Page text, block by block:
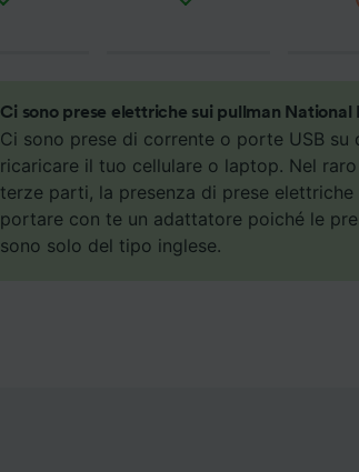
Ci sono prese elettriche sui pullman National
Ci sono prese di corrente o porte USB
ricaricare il tuo cellulare o laptop. Nel
terze parti, la presenza di prese
portare con te un adattatore poiché le
sono solo del tipo inglese.
personalizzati, misurazione delle
ricerche sul pubblico, sviluppo di
Elenco dei partner (fornitori)